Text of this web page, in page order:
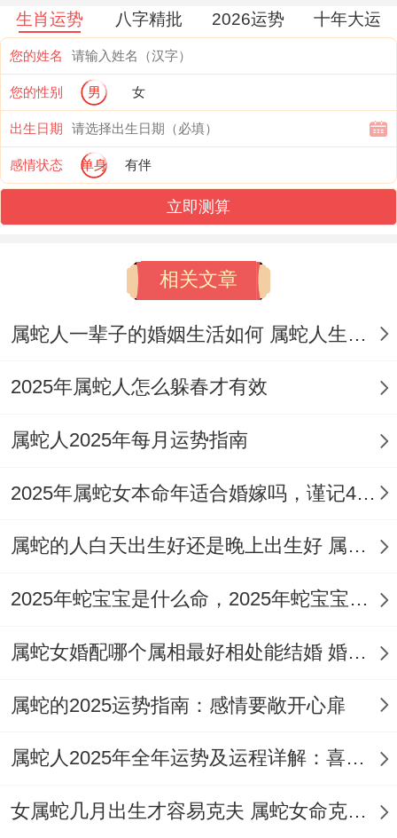
绿色标记着生机与活力，2025是天干【乙
木】当令的年份，乙木也是绿色，属蛇的在
2025本命年穿绿色衣物或佩戴绿色饰品，可
以带来清新的气息,有助于调节心情，提升工
作效率同创造力。
绿色还跟财富相关，有助于在本命年财源广
红色在中国文化中一直被视为吉祥、喜庆的
标记。
对于属蛇人来说，在本命年穿红色衣物或佩
驱邪避凶，平衡整体运势！但需注意的是 -
并非凡是属蛇人都适合穿红色,其中忌红的属
色的装饰点缀、还是不绕弯子佩戴一条‘祥安
2025年专属解岁煞的幸运物。
无论是啥年份的属蛇人，只要2025本命年、
要解岁煞 - 都可能尝试频繁地佩戴联吉红绳
大家可能不知道,
生肖运势 八字精批 2026运势 十年大运
您的姓名
您的性别 男 女
出生日期
感情状态 单身 有伴
立即测算
相关文章
属蛇人一辈子的婚姻生活如何 属蛇人生中会有几段婚姻
2025年属蛇人怎么躲春才有效
属蛇人2025年每月运势指南
2025年属蛇女本命年适合婚嫁吗，谨记4点迎接幸福
属蛇的人白天出生好还是晚上出生好 属蛇的一生运气和命运走向如何
2025年蛇宝宝是什么命，2025年蛇宝宝出生在几月命好
属蛇女婚配哪个属相最好相处能结婚 婚姻配对蛇女最忌三个属相
属蛇的2025运势指南：感情要敞开心扉
属蛇人2025年全年运势及运程详解：喜忧各半
女属蛇几月出生才容易克夫 属蛇女命克夫的化解方法